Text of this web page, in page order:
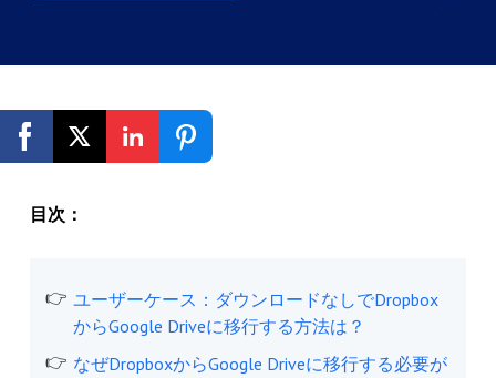
無料登録
目次：
ユーザーケース：ダウンロードなしでDropbox
からGoogle Driveに移行する方法は？
なぜDropboxからGoogle Driveに移行する必要が